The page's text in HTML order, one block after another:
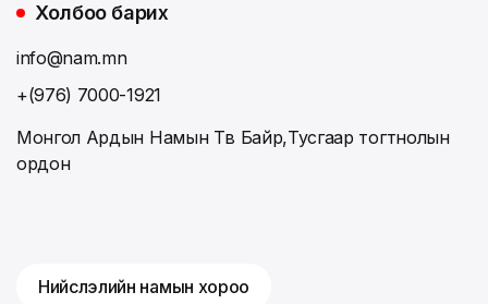
Холбоо барих
info@nam.mn
+(976) 7000-1921
Монгол Ардын Намын Төв Байр,Тусгаар тогтнолын
ордон
Нийслэлийн намын хороо